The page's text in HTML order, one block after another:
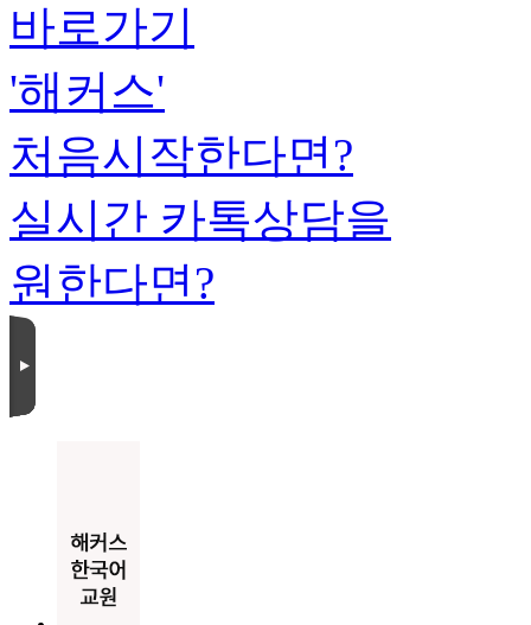
바로가기
'해커스'
처음시작한다면?
실시간 카톡상담을
원한다면?